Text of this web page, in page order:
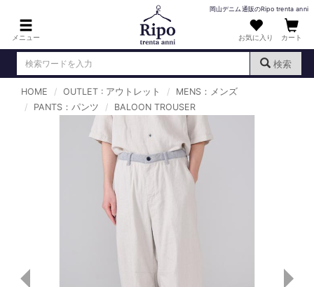
メニュー
岡山デニム通販のRipo trenta anni
お気に入り カート
検索
ログイン （ 新規会員登録）
MENS : メンズ
DENIM : デニム
PANTS : パンツ
TOPS : トップス
T-SHIRT : Tシャツ
HOME OUTLET : アウトレット
MENS：メンズ
PANTS：パンツ
BALOON TROUSER